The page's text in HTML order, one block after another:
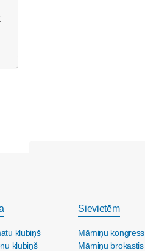
klubiņš
klubiņš
Sievietēm
Māmiņu kongress
Māmiņu brokastis